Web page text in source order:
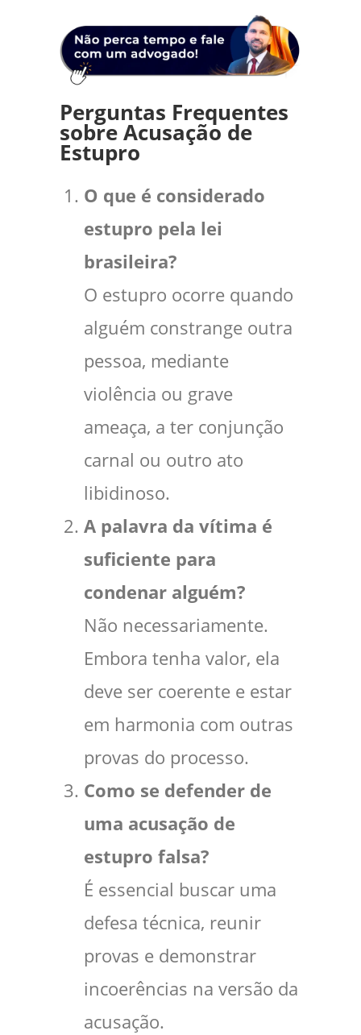
Perguntas Frequentes
sobre Acusação de
Estupro
O que é considerado
estupro pela lei
brasileira?
O estupro ocorre quando
alguém constrange outra
pessoa, mediante
violência ou grave
ameaça, a ter conjunção
carnal ou outro ato
libidinoso.
A palavra da vítima é
suficiente para
condenar alguém?
Não necessariamente.
Embora tenha valor, ela
deve ser coerente e estar
em harmonia com outras
provas do processo.
Como se defender de
uma acusação de
estupro falsa?
É essencial buscar uma
defesa técnica, reunir
provas e demonstrar
incoerências na versão da
acusação.